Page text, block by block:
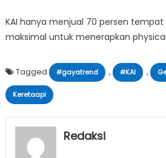
KAI hanya menjual 70 persen
maksimal untuk menerapkan
Tagged #gayatrend , #KAI ,
Keretaapi
Redaksi